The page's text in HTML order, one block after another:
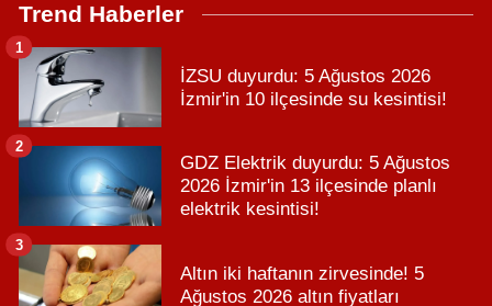
Trend Haberler
İZSU duyurdu: 5 Ağustos 2026
İzmir'in 10 ilçesinde su kesintisi!
1
GDZ Elektrik duyurdu: 5 Ağustos
2026 İzmir'in 13 ilçesinde planlı
elektrik kesintisi!
2
Altın iki haftanın zirvesinde! 5
Ağustos 2026 altın fiyatları
3